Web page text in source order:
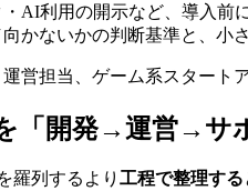
AI利用の開示など、導入前
かないかの判断基準と、小
営担当、ゲーム系スタート
「開発→運営→サ
羅列するより 工程で整理する